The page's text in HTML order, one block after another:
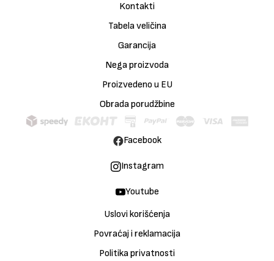
Kontakti
Tabela veličina
Garancija
Nega proizvoda
Proizvedeno u EU
Obrada porudžbine
Uslovi korišćenja
Povraćaj i reklamacija
Politika privatnosti
Facebook
Instagram
Youtube